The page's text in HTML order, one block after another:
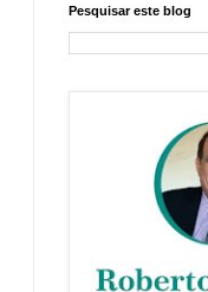
Pesquisar este blog